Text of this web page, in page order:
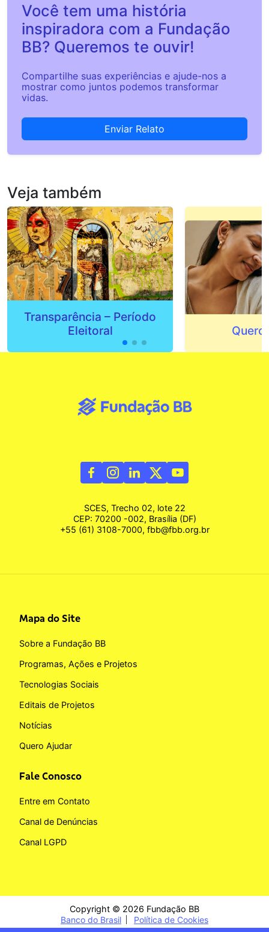
Você tem uma história
inspiradora com a Fundação
BB? Queremos te ouvir!
Compartilhe suas experiências e ajude-nos a
mostrar como juntos podemos transformar
vidas.
Enviar Relato
Veja também
Transparência – Período
Eleitoral
Quero
SCES, Trecho 02, lote 22
CEP: 70200 -002, Brasília (DF)
+55 (61) 3108-7000, fbb@fbb.org.br
Mapa do Site
Sobre a Fundação BB
Programas, Ações e Projetos
Tecnologias Sociais
Editais de Projetos
Notícias
Quero Ajudar
Fale Conosco
Entre em Contato
Canal de Denúncias
Canal LGPD
Copyright © 2026 Fundação BB
Banco do Brasil
Política de Cookies